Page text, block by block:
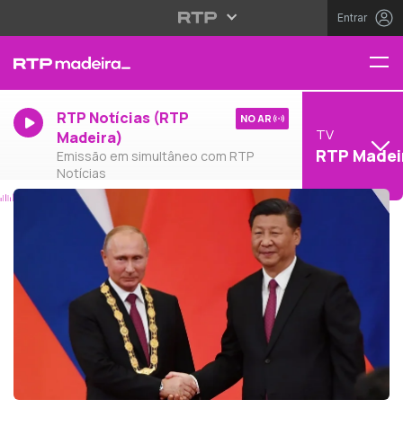
Entrar
RTP Notícias (RTP
Madeira)
Emissão em simultâneo com RTP
Notícias
NO AR
TV
RTP